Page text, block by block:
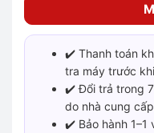
✔️ Thanh toán
tra máy trước
✔️ Đổi trả trong
do nhà cung
✔️ Bảo hành 1–1